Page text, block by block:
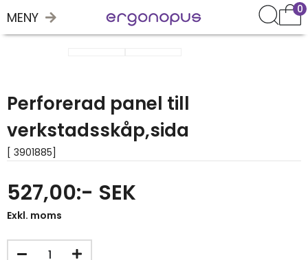
MENY 0
Perforerad panel till
verkstadsskåp,sida
[ 3901885]
527,00:- SEK
Exkl. moms